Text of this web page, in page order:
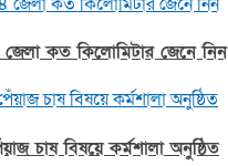
কত কিলোমিটার জেনে নিন
চাষ বিষয়ে কর্মশালা অনুষ্ঠিত